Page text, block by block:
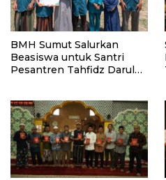
BMH Sumut Salurkan
Beasiswa untuk Santri
Pesantren Tahfidz Darul